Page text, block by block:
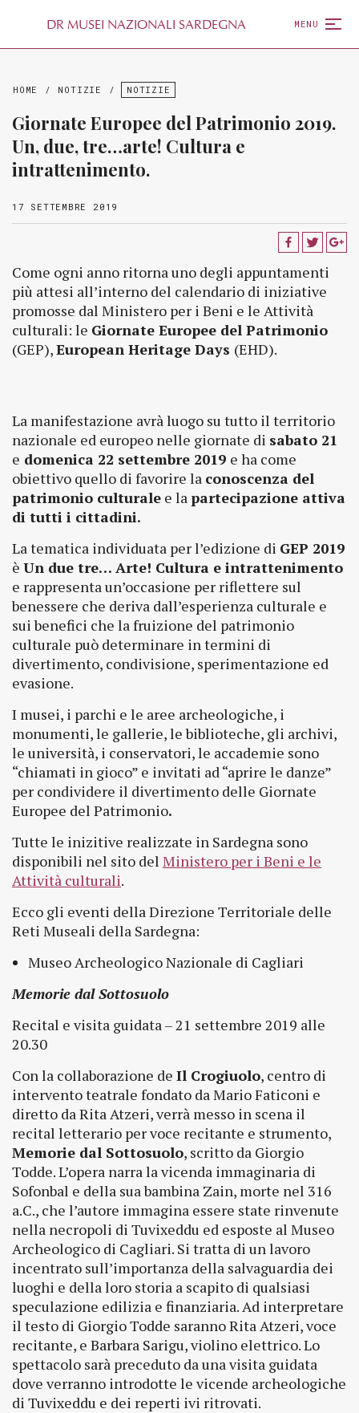
DR MUSEI NAZIONALI SARDEGNA MENU
HOME / NOTIZIE / NOTIZIE
Giornate Europee del Patrimonio 2019.
Un, due, tre…arte! Cultura e
intrattenimento.
17 SETTEMBRE 2019
Come ogni anno ritorna uno degli appuntamenti
più attesi all’interno del calendario di iniziative
promosse dal Ministero per i Beni e le Attività
culturali: le Giornate Europee del Patrimonio
(GEP),European Heritage Days (EHD).
La manifestazione avrà luogo su tutto il territorio
nazionale ed europeo nelle giornate di sabato 21
e domenica 22 settembre 2019 e ha come
obiettivo quello di favorire la conoscenza del
patrimonio culturale e la partecipazione attiva
di tutti i cittadini.
La tematica individuata per l’edizione di GEP 2019
è Un due tre… Arte! Cultura e intrattenimento
e rappresenta un’occasione per riflettere sul
benessere che deriva dall’esperienza culturale e
sui benefici che la fruizione del patrimonio
culturale può determinare in termini di
divertimento, condivisione, sperimentazione ed
evasione.
I musei, i parchi e le aree archeologiche, i
monumenti, le gallerie, le biblioteche, gli archivi,
le università, i conservatori, le accademie sono
“chiamati in gioco” e invitati ad “aprire le danze”
per condividere il divertimento delle Giornate
Europee del Patrimonio.
Tutte le inizitive realizzate in Sardegna sono
disponibili nel sito del Ministero per i Beni e le
Attività culturali.
Ecco gli eventi della Direzione Territoriale delle
Reti Museali della Sardegna:
Museo Archeologico Nazionale di Cagliari
Memorie dal Sottosuolo
Recital e visita guidata – 21 settembre 2019 alle
20.30
Con la collaborazione de Il Crogiuolo, centro di
intervento teatrale fondato da Mario Faticoni e
diretto da Rita Atzeri, verrà messo in scena il
recital letterario per voce recitante e strumento,
Memorie dal Sottosuolo, scritto da Giorgio
Todde. L’opera narra la vicenda immaginaria di
Sofonbal e della sua bambina Zain, morte nel 316
a.C., che l’autore immagina essere state rinvenute
nella necropoli di Tuvixeddu ed esposte al Museo
Archeologico di Cagliari. Si tratta di un lavoro
incentrato sull’importanza della salvaguardia dei
luoghi e della loro storia a scapito di qualsiasi
speculazione edilizia e finanziaria. Ad interpretare
il testo di Giorgio Todde saranno Rita Atzeri, voce
recitante, e Barbara Sarigu, violino elettrico. Lo
spettacolo sarà preceduto da una visita guidata
dove verranno introdotte le vicende archeologiche
di Tuvixeddu e dei reperti ivi ritrovati.